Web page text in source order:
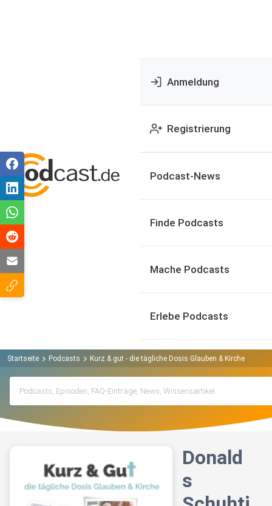
Anmeldung
Registrierung
Podcast-News
Finde Podcasts
Mache Podcasts
Erlebe Podcasts
Startseite Podcasts Kurz & gut - die tägliche Dosis Glauben & Kirche
Donald
s